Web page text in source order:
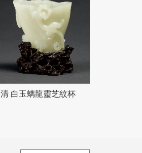
清 白玉螭龍靈芝紋杯